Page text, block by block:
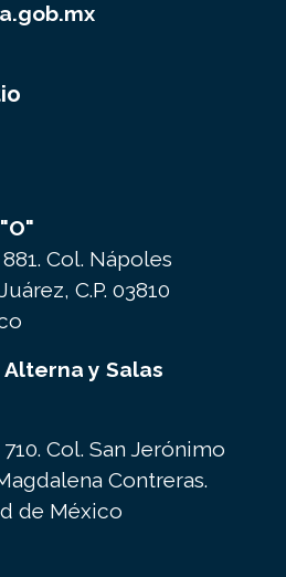
Col. Nápoles
C.P. 03810
y Salas
Col. San Jerónimo
Contreras.
de México